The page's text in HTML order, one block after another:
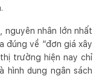
nguyên nhân lớn nhất
đúng về “đơn giá xây
trường hiện nay chỉ
hình dung ngân sách